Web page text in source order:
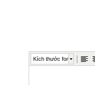
Kích thước font